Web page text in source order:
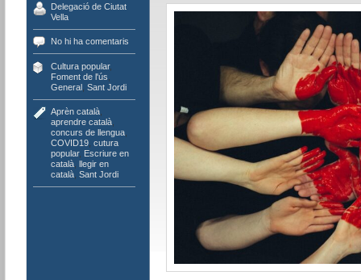
Delegació de Ciutat
Vella
No hi ha comentaris
Cultura popular,
Foment de l'ús
General, Sant Jordi
Aprèn català,
aprendre català,
concurs de llengua,
COVID19, cutura
popular, Escriure en
català, llegir en
català, Sant Jordi